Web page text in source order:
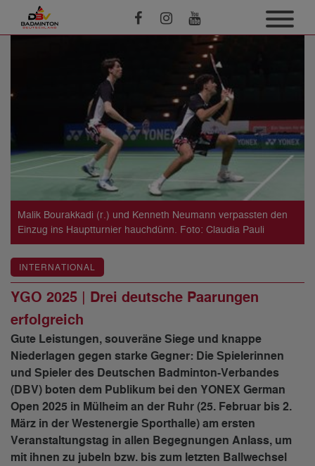
Malik Bourakkadi (r.) und Kenneth Neumann verpassten den
Einzug ins Hauptturnier hauchdünn. Foto: Claudia Pauli
INTERNATIONAL
YGO 2025 | Drei deutsche Paarungen
erfolgreich
Gute Leistungen, souveräne Siege und knappe
Niederlagen gegen starke Gegner: Die Spielerinnen
und Spieler des Deutschen Badminton-Verbandes
(DBV) boten dem Publikum bei den YONEX German
Open 2025 in Mülheim an der Ruhr (25. Februar bis 2.
März in der Westenergie Sporthalle) am ersten
Veranstaltungstag in allen Begegnungen Anlass, um
mit ihnen zu jubeln bzw. bis zum letzten Ballwechsel